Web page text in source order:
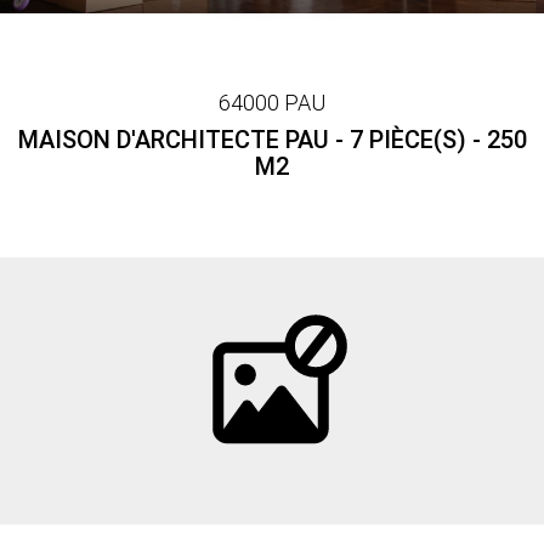
64000 PAU
MAISON D'ARCHITECTE PAU - 7 PIÈCE(S) - 250
M2